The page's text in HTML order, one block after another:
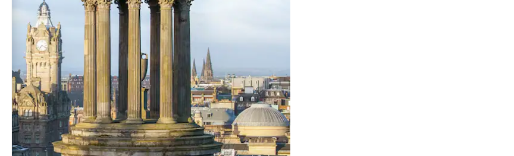
か、画面をタッチまたはスワイプして検索結果を確認することができます。